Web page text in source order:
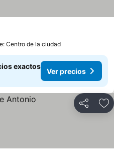
Centro de la ciudad
exactos
Ver precios
Compartir